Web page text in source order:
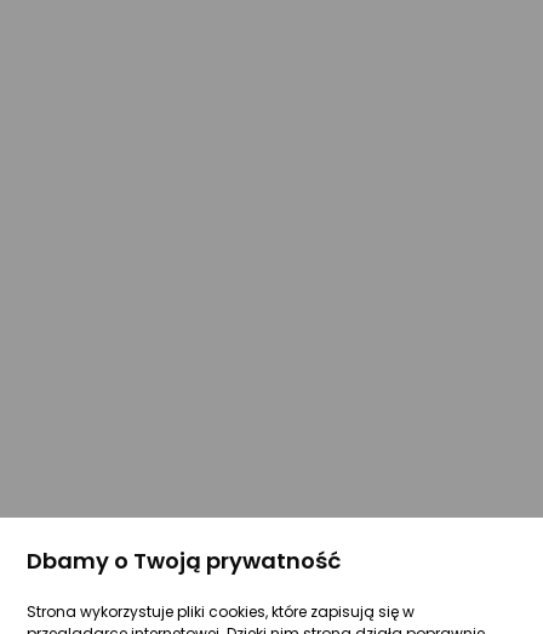
Dbamy o Twoją prywatność
Strona wykorzystuje pliki cookies, które zapisują się w